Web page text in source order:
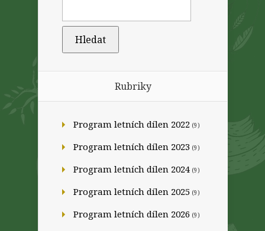
Rubriky
Program letních dílen 2022 (9)
Program letních dílen 2023 (9)
Program letních dílen 2024 (9)
Program letních dílen 2025 (9)
Program letních dílen 2026 (9)